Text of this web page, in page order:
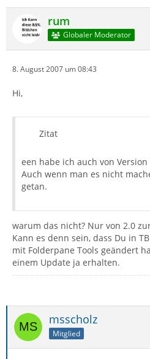
rum
Globaler Moderator
8. August 2007 um 08:43
Hi,
Zitat
een habe ich auch von
Auch wenn man es nicht
getan.
warum das nicht? Nur von 2.0
Kann es denn sein, dass Du in
mit Folderpane Tools geändert
einem Update ja erhalten.
msscholz
Mitglied